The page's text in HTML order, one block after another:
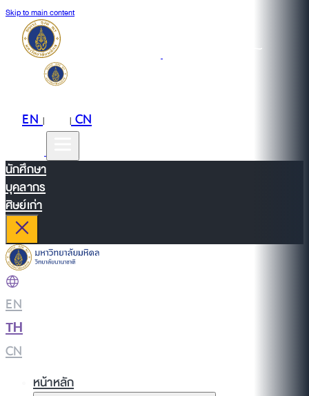
Skip to main content
EN| |CN
นักศึกษา
บุคลากร
ศิษย์เก่า
EN
TH
CN
หน้าหลัก